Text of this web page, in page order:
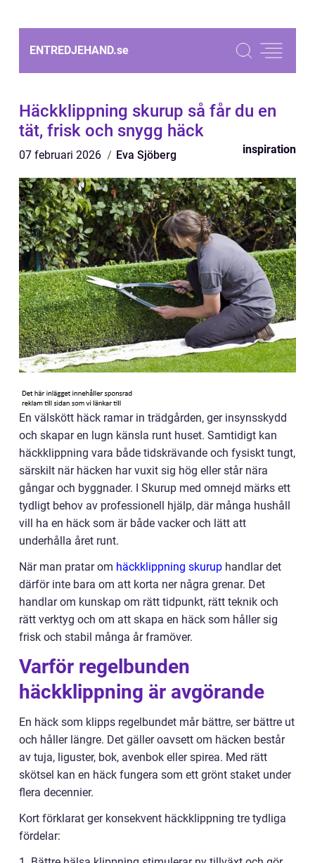
ENTREDJEHAND.se
Häckklippning skurup så får du en
tät, frisk och snygg häck
07 februari 2026 Eva Sjöberg inspiration
En välskött häck ramar in trädgården, ger insynsskydd
och skapar en lugn känsla runt huset. Samtidigt kan
häckklippning vara både tidskrävande och fysiskt tungt,
särskilt när häcken har vuxit sig hög eller står nära
gångar och byggnader. I Skurup med omnejd märks ett
tydligt behov av professionell hjälp, där många hushåll
vill ha en häck som är både vacker och lätt att
underhålla året runt.
När man pratar om häckklippning skurup handlar det
därför inte bara om att korta ner några grenar. Det
handlar om kunskap om rätt tidpunkt, rätt teknik och
rätt verktyg och om att skapa en häck som håller sig
frisk och stabil många år framöver.
Varför regelbunden
häckklippning är avgörande
En häck som klipps regelbundet mår bättre, ser bättre ut
och håller längre. Det gäller oavsett om häcken består
av tuja, liguster, bok, avenbok eller spirea. Med rätt
skötsel kan en häck fungera som ett grönt staket under
flera decennier.
Kort förklarat ger konsekvent häckklippning tre tydliga
fördelar: